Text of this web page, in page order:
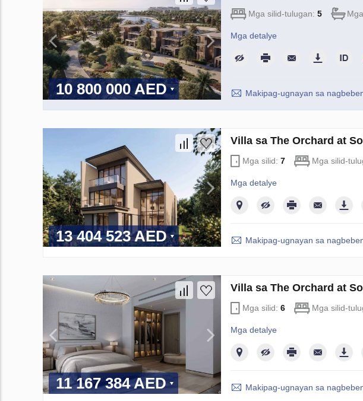
10 800 000 AED
Mga silid-tulugan: 5
Mga detalye
Makipag-ugnayan sa
13 404 523 AED
Villa sa The Orchard at
Mga silid: 7 Mga silid-
Mga detalye
Makipag-ugnayan sa
11 167 384 AED
Villa sa The Orchard at
Mga silid: 6 Mga silid-
Mga detalye
Makipag-ugnayan sa